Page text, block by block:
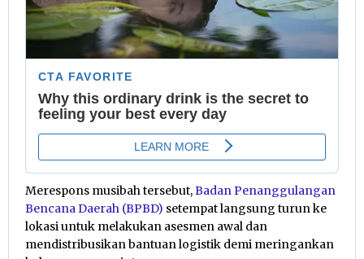
Merespons musibah tersebut,Badan Penanggulangan
Bencana Daerah (BPBD) setempat langsung turun ke
lokasi untuk melakukan asesmen awal dan
mendistribusikan bantuan logistik demi meringankan